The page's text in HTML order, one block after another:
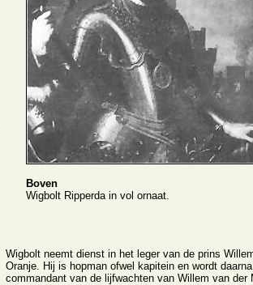
Boven
Wigbolt Ripperda in vol ornaat.
Wigbolt neemt dienst in het leger van de prins
Oranje. Hij is hopman ofwel kapitein en wordt
commandant van de lijfwachten van Willem van der